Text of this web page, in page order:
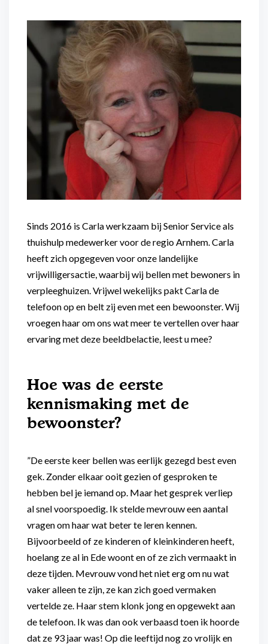
Diensten voor
organisaties
Maaltijdondersteuning
Mantelzorger van de zaak
Altijd in de buurt
Snel geregeld
Sinds 2016 is Carla werkzaam bij Senior Service als
thuishulp medewerker voor de regio Arnhem. Carla
heeft zich opgegeven voor onze landelijke
vrijwilligersactie, waarbij wij bellen met bewoners in
verpleeghuizen. Vrijwel wekelijks pakt Carla de
telefoon op en belt zij even met een bewoonster. Wij
vroegen haar om ons wat meer te vertellen over haar
ervaring met deze beeldbelactie, leest u mee?
Hoe was de eerste
kennismaking met de
bewoonster?
”De eerste keer bellen was eerlijk gezegd best even
gek. Zonder elkaar ooit gezien of gesproken te
hebben bel je iemand op. Maar het gesprek verliep
al snel voorspoedig. Ik stelde mevrouw een aantal
vragen om haar wat beter te leren kennen.
Bijvoorbeeld of ze kinderen of kleinkinderen heeft,
hoelang ze al in Ede woont en of ze zich vermaakt in
deze tijden. Mevrouw vond het niet erg om nu wat
vaker alleen te zijn, ze kan zich goed vermaken
vertelde ze. Haar stem klonk jong en opgewekt aan
de telefoon. Ik was dan ook verbaasd toen ik hoorde
dat ze 93 jaar was! Op die leeftijd nog zo vrolijk en